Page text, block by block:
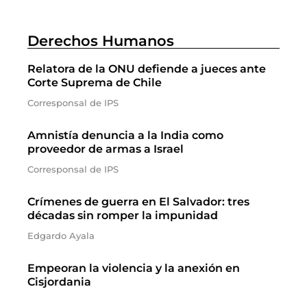
Derechos Humanos
Relatora de la ONU defiende a jueces ante
Corte Suprema de Chile
Corresponsal de IPS
Amnistía denuncia a la India como
proveedor de armas a Israel
Corresponsal de IPS
Crímenes de guerra en El Salvador: tres
décadas sin romper la impunidad
Edgardo Ayala
Empeoran la violencia y la anexión en
Cisjordania